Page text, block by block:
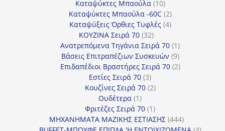
προϊόντα
Καταψύκτες Μπαούλα 1010
προϊόντα
Καταψύκτες Μπαούλα -60C 22
προϊόντα
Καταψύξεις Όρθιες Τυφλές 44
ΚΟΥΖΙΝΑ Σειρά 70 3232
προϊόντα
Ανατρεπόμενα Τηγάνια Σειρά 70 11
προϊόν
Βάσεις Επιτραπέζιων Συσκευών 99
προϊόντα
Επιδαπέδιοι Βραστήρες Σειρά 70 22
Εστίες Σειρά 70 33
προϊόντα
Κουζίνες Σειρά 70 22
Ουδέτερα 11
προϊόν
Φριτέζες Σειρά 70 11
προϊόν
ΜΗΧΑΝΗΜΑΤΑ ΜΑΖΙΚΗΣ ΕΣΤΙΑΣΗΣ 444444
προϊόντα
4